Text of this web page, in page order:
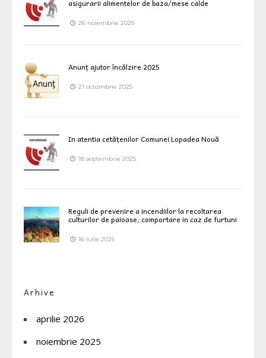
asigurarii alimentelor de baza/mese calde
26 noiembrie 2025
Anunț ajutor încălzire 2025
21 octombrie 2025
In atentia cetățenilor Comunei Lopadea Nouă
18 septembrie 2025
Reguli de prevenire a incendiilor la recoltarea
culturilor de paioase, comportare in caz de furtuni
16 iulie 2025
Arhive
aprilie 2026
noiembrie 2025